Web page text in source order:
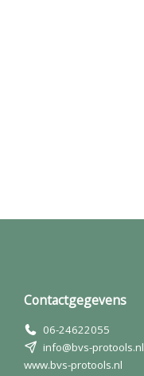
Contactgegevens
06-24622055
info@bvs-protools.nl
www.bvs-protools.nl